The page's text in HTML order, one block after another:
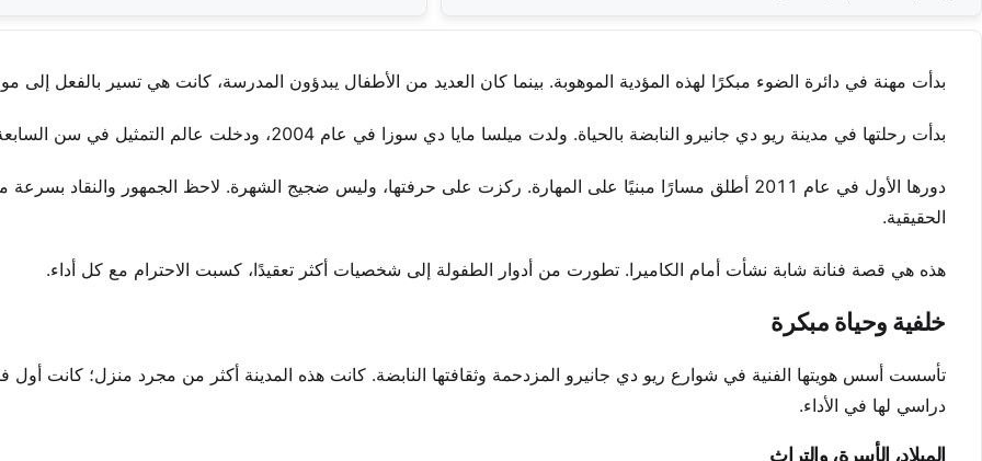
بدأت مهنة في دائرة الضوء مبكرًا لهذه المؤدية الموهوبة. بينما كان العديد من الأطفال يبدؤون المدرسة، كانت هي تسير بالفعل إلى
بدأت رحلتها في مدينة ريو دي جانيرو النابضة بالحياة. ولدت ميلسا مايا دي سوزا في عام 2004، ودخلت عالم التمثيل في سن السابعة.
دورها الأول في عام 2011 أطلق مسارًا مبنيًا على المهارة. ركزت على حرفتها، وليس ضجيج الشهرة. لاحظ الجمهور والنقاد بسرعة
الحقيقية.
هذه هي قصة فنانة شابة نشأت أمام الكاميرا. تطورت من أدوار الطفولة إلى شخصيات أكثر تعقيدًا، كسبت الاحترام مع كل أداء.
خلفية وحياة مبكرة
تأسست أسس هويتها الفنية في شوارع ريو دي جانيرو المزدحمة وثقافتها النابضة. كانت هذه المدينة أكثر من مجرد منزل؛ كانت أول
دراسي لها في الأداء.
الميلاد، الأسرة، والتراث